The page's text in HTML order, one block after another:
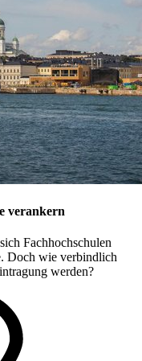
verankern
Fachhochschulen
Doch wie verbindlich
werden?